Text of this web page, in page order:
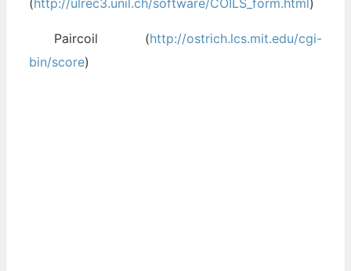
Paircoil (http://ostrich.lcs.mit.edu/cgi-
bin/score)